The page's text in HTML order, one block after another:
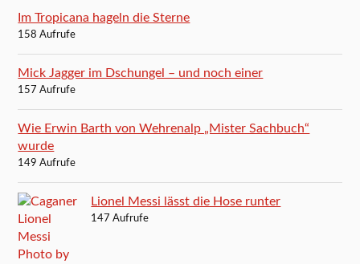
Im Tropicana hageln die Sterne
158 Aufrufe
Mick Jagger im Dschungel – und noch einer
157 Aufrufe
Wie Erwin Barth von Wehrenalp „Mister Sachbuch“
wurde
149 Aufrufe
Lionel Messi lässt die Hose runter
147 Aufrufe